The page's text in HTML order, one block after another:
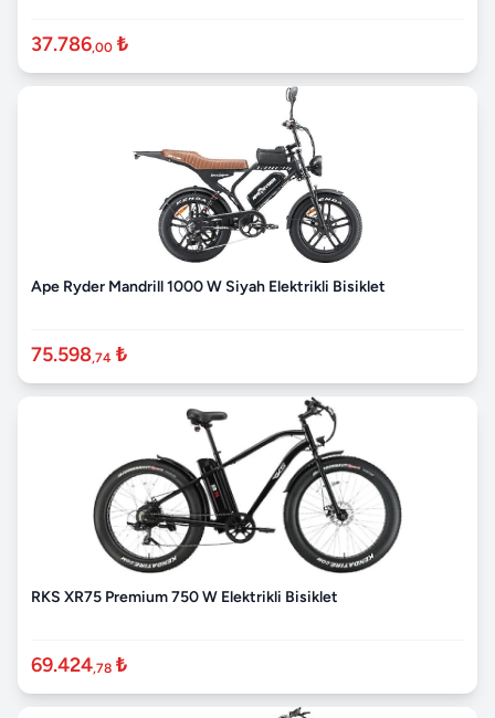
37.786,00 ₺
Ape Ryder Mandrill 1000 W Siyah Elektrikli Bisiklet
75.598,74 ₺
RKS XR75 Premium 750 W Elektrikli Bisiklet
69.424,78 ₺